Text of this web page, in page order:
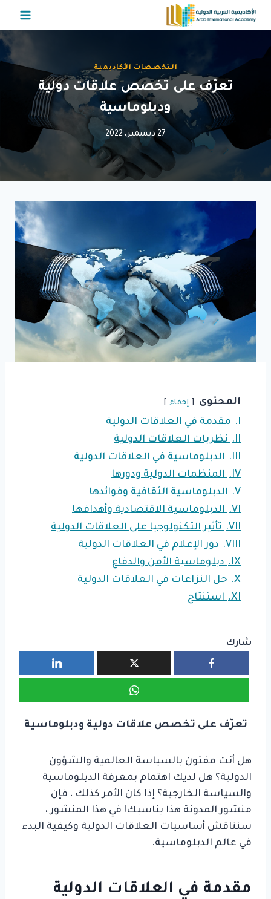
التجاوز
التخصصات الأكاديمية
تعرّف على تخصص علاقات دولية
ودبلوماسية
27 ديسمبر، 2022
المحتوى إخفاء
I.
مقدمة في العلاقات الدولية
II.
نظريات العلاقات الدولية
III.
الدبلوماسية في العلاقات الدولية
IV.
المنظمات الدولية ودورها
V.
الدبلوماسية الثقافية وفوائدها
VI.
الدبلوماسية الاقتصادية وأهدافها
VII.
تأثير التكنولوجيا على العلاقات الدولية
VIII.
دور الإعلام في العلاقات الدولية
IX.
دبلوماسية الأمن والدفاع
X.
حل النزاعات في العلاقات الدولية
XI.
استنتاج
شارك
تعرّف على تخصص علاقات دولية ودبلوماسية
هل أنت مفتون بالسياسة العالمية والشؤون
الدولية؟ هل لديك اهتمام بمعرفة الدبلوماسية
والسياسة الخارجية؟ إذا كان الأمر كذلك ، فإن
منشور المدونة هذا يناسبك! في هذا المنشور ،
سنناقش أساسيات العلاقات الدولية وكيفية البدء
في عالم الدبلوماسية.
مقدمة في العلاقات الدولية